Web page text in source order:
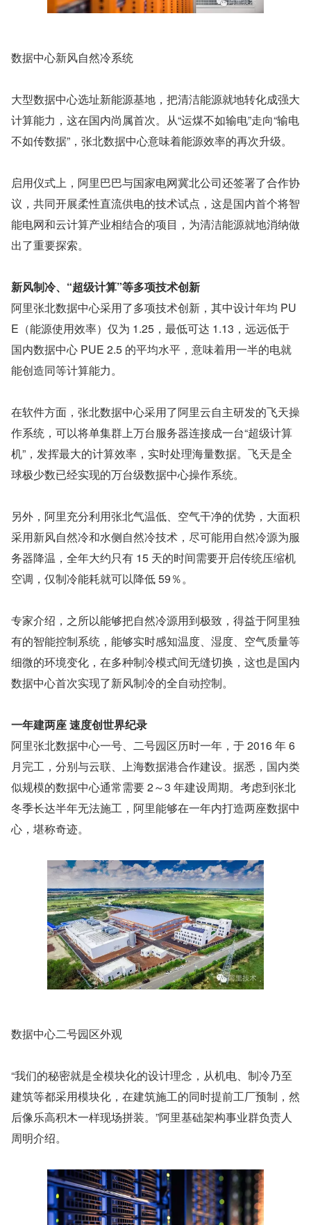
数据中心新风自然冷系统
大型数据中心选址新能源基地，把清洁能源就地转化成强大
计算能力，这在国内尚属首次。从“运煤不如输电”走向“输电
不如传数据”，张北数据中心意味着能源效率的再次升级。
启用仪式上，阿里巴巴与国家电网冀北公司还签署了合作协
议，共同开展柔性直流供电的技术试点，这是国内首个将智
能电网和云计算产业相结合的项目，为清洁能源就地消纳做
出了重要探索。
新风制冷、“超级计算”等多项技术创新
阿里张北数据中心采用了多项技术创新，其中设计年均 PU
E（能源使用效率）仅为 1.25，最低可达 1.13，远远低于
国内数据中心 PUE 2.5 的平均水平，意味着用一半的电就
能创造同等计算能力。
在软件方面，张北数据中心采用了阿里云自主研发的飞天操
作系统，可以将单集群上万台服务器连接成一台“超级计算
机”，发挥最大的计算效率，实时处理海量数据。飞天是全
球极少数已经实现的万台级数据中心操作系统。
另外，阿里充分利用张北气温低、空气干净的优势，大面积
采用新风自然冷和水侧自然冷技术，尽可能用自然冷源为服
务器降温，全年大约只有 15 天的时间需要开启传统压缩机
空调，仅制冷能耗就可以降低 59％。
专家介绍，之所以能够把自然冷源用到极致，得益于阿里独
有的智能控制系统，能够实时感知温度、湿度、空气质量等
细微的环境变化，在多种制冷模式间无缝切换，这也是国内
数据中心首次实现了新风制冷的全自动控制。
一年建两座 速度创世界纪录
阿里张北数据中心一号、二号园区历时一年，于 2016 年 6
月完工，分别与云联、上海数据港合作建设。据悉，国内类
似规模的数据中心通常需要 2～3 年建设周期。考虑到张北
冬季长达半年无法施工，阿里能够在一年内打造两座数据中
心，堪称奇迹。
数据中心二号园区外观
“我们的秘密就是全模块化的设计理念，从机电、制冷乃至
建筑等都采用模块化，在建筑施工的同时提前工厂预制，然
后像乐高积木一样现场拼装。”阿里基础架构事业群负责人
周明介绍。